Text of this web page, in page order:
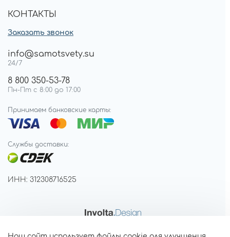
КОНТАКТЫ
Заказать звонок
info@samotsvety.su
24/7
8 800 350-53-78
Пн-Пт с 8:00 до 17:00
Принимаем банковские карты:
Службы доставки:
ИНН: 312308716525